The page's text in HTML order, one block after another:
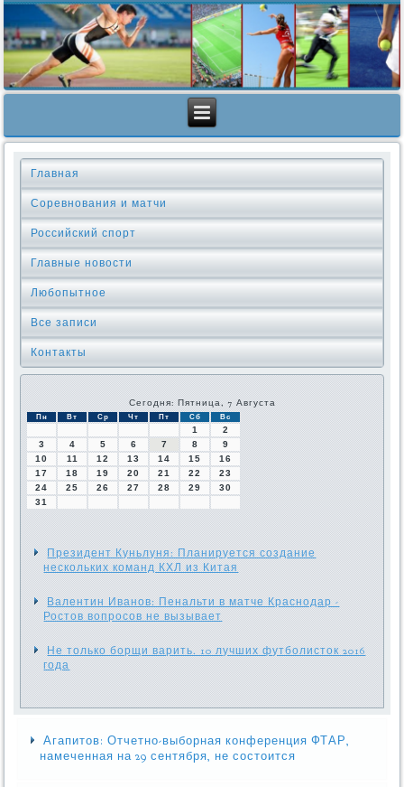
Главная
Соревнования и матчи
Российский спорт
Главные новости
Любопытное
Все записи
Контакты
Сегодня: Пятница, 7 Августа
Пн Вт Ср Чт Пт Сб Вс
1
2
3
4 5 6 7 8
9
10
11 12 13 14 15
16
17
18 19 20 21 22
23
24
25 26 27 28 29
30
31
Президент Куньлуня: Планируется создание
нескольких команд КХЛ из Китая
Валентин Иванов: Пенальти в матче Краснодар -
Ростов вопросов не вызывает
Не только борщи варить. 10 лучших футболисток 2016
года
Агапитов: Отчетно-выборная конференция ФТАР,
намеченная на 29 сентября, не состоится